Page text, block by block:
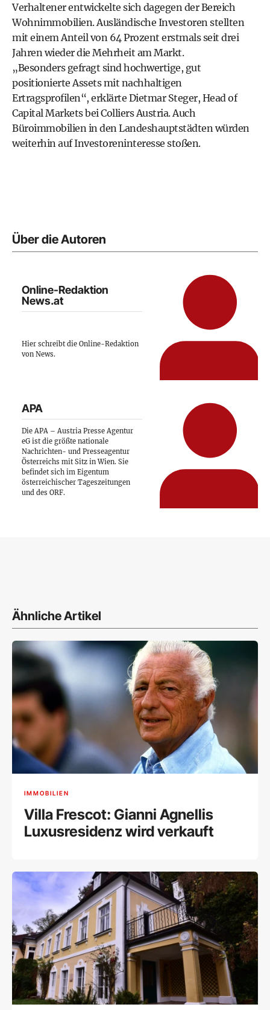
Verhaltener entwickelte sich dagegen der Bereich
Wohnimmobilien. Ausländische Investoren stellten
mit einem Anteil von 64 Prozent erstmals seit drei
Jahren wieder die Mehrheit am Markt.
„Besonders gefragt sind hochwertige, gut
positionierte Assets mit nachhaltigen
Ertragsprofilen“, erklärte Dietmar Steger, Head of
Capital Markets bei Colliers Austria. Auch
Büroimmobilien in den Landeshauptstädten würden
weiterhin auf Investoreninteresse stoßen.
Über die Autoren
Online-Redaktion
News.at
Hier schreibt die Online-Redaktion
von News.
APA
Die APA – Austria Presse Agentur
eG ist die größte nationale
Nachrichten- und Presseagentur
Österreichs mit Sitz in Wien. Sie
befindet sich im Eigentum
österreichischer Tageszeitungen
und des ORF.
Ähnliche Artikel
IMMOBILIEN
Villa Frescot: Gianni Agnellis
Luxusresidenz wird verkauft